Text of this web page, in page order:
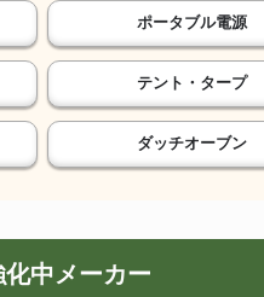
ポータブル電源
テント・タープ
ダッチオーブン
化中メーカー